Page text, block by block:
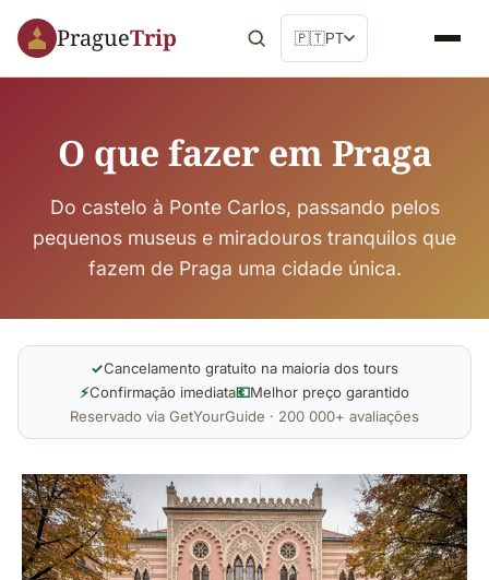
PragueTrip 🇵🇹PT
O que fazer em Praga
Do castelo à Ponte Carlos, passando pelos
pequenos museus e miradouros tranquilos que
fazem de Praga uma cidade única.
✓Cancelamento gratuito na maioria dos tours
⚡Confirmação imediata💶Melhor preço garantido
Reservado via GetYourGuide · 200 000+ avaliações